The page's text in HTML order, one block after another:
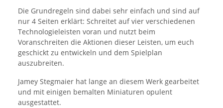
Die Grundregeln sind dabei sehr einfach und sind auf
nur 4 Seiten erklärt: Schreitet auf vier verschiedenen
Technologieleisten voran und nutzt beim
Voranschreiten die Aktionen dieser Leisten, um euch
geschickt zu entwickeln und dem Spielplan
auszubreiten.
Jamey Stegmaier hat lange an diesem Werk gearbeitet
und mit einigen bemalten Miniaturen opulent
ausgestattet.